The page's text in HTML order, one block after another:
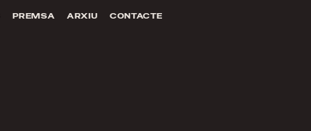
PREMSA ARXIU CONTACTE